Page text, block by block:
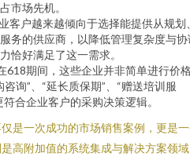
市场先机。
业客户越来越倾向于选择能提供从规划
务的供应商，以降低管理复杂度与协
恰好满足了这一需求。
618期间，这些企业并非简单进行价
询”、“延长质保期”、“赠送培训服
合企业客户的采购决策逻辑。
是一次成功的市场销售案例，更是
高附加值的系统集成与解决方案领